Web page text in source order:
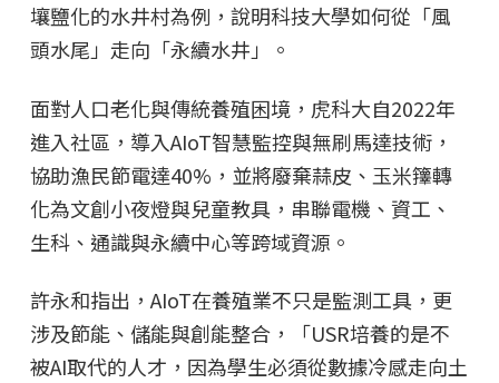
壤鹽化的水井村為例，說明科技大學如何從「風
頭水尾」走向「永續水井」。
面對人口老化與傳統養殖困境，虎科大自2022年
進入社區，導入AIoT智慧監控與無刷馬達技術，
協助漁民節電達40%，並將廢棄蒜皮、玉米籜轉
化為文創小夜燈與兒童教具，串聯電機、資工、
生科、通識與永續中心等跨域資源。
許永和指出，AIoT在養殖業不只是監測工具，更
涉及節能、儲能與創能整合，「USR培養的是不
被AI取代的人才，因為學生必須從數據冷感走向土